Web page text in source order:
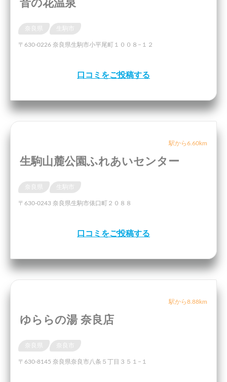
音の花温泉
奈良県
〒630-0226 奈良県生駒市小平尾町１００８−１２
口コミをご投稿する
駅から6.60km
生駒山麓公園ふれあいセンター
奈良県
〒630-0243 奈良県生駒市俵口町２０８８
口コミをご投稿する
駅から8.88km
ゆららの湯 奈良店
奈良県 奈良市
〒630-8145 奈良県奈良市八条５丁目３５１−１